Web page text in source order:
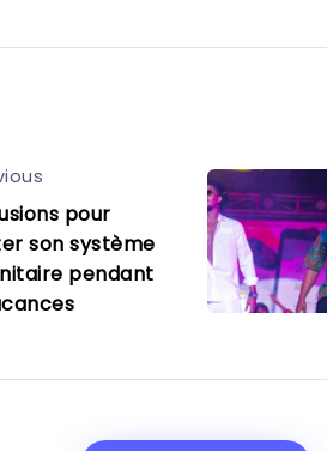
pour
son système
pendant